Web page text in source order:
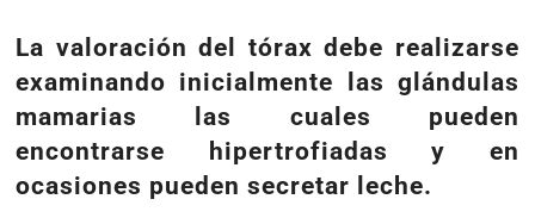
La valoración del tórax debe realizarse
examinando inicialmente las glándulas
mamarias las cuales pueden
encontrarse hipertrofiadas y en
ocasiones pueden secretar leche.